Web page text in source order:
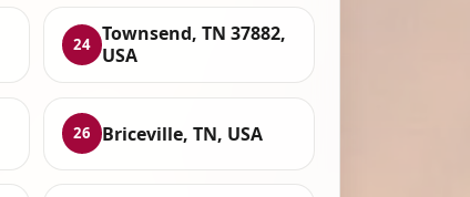
24 Townsend, TN 37882,
USA
26 Briceville, TN, USA